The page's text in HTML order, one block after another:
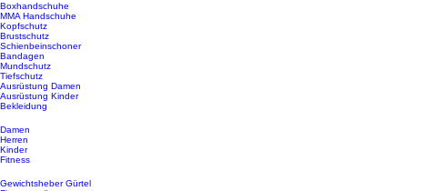
Boxhandschuhe
MMA Handschuhe
Kopfschutz
Brustschutz
Schienbeinschoner
Bandagen
Mundschutz
Tiefschutz
Ausrüstung Damen
Ausrüstung Kinder
Bekleidung
Damen
Herren
Kinder
Fitness
Gewichtsheber Gürtel